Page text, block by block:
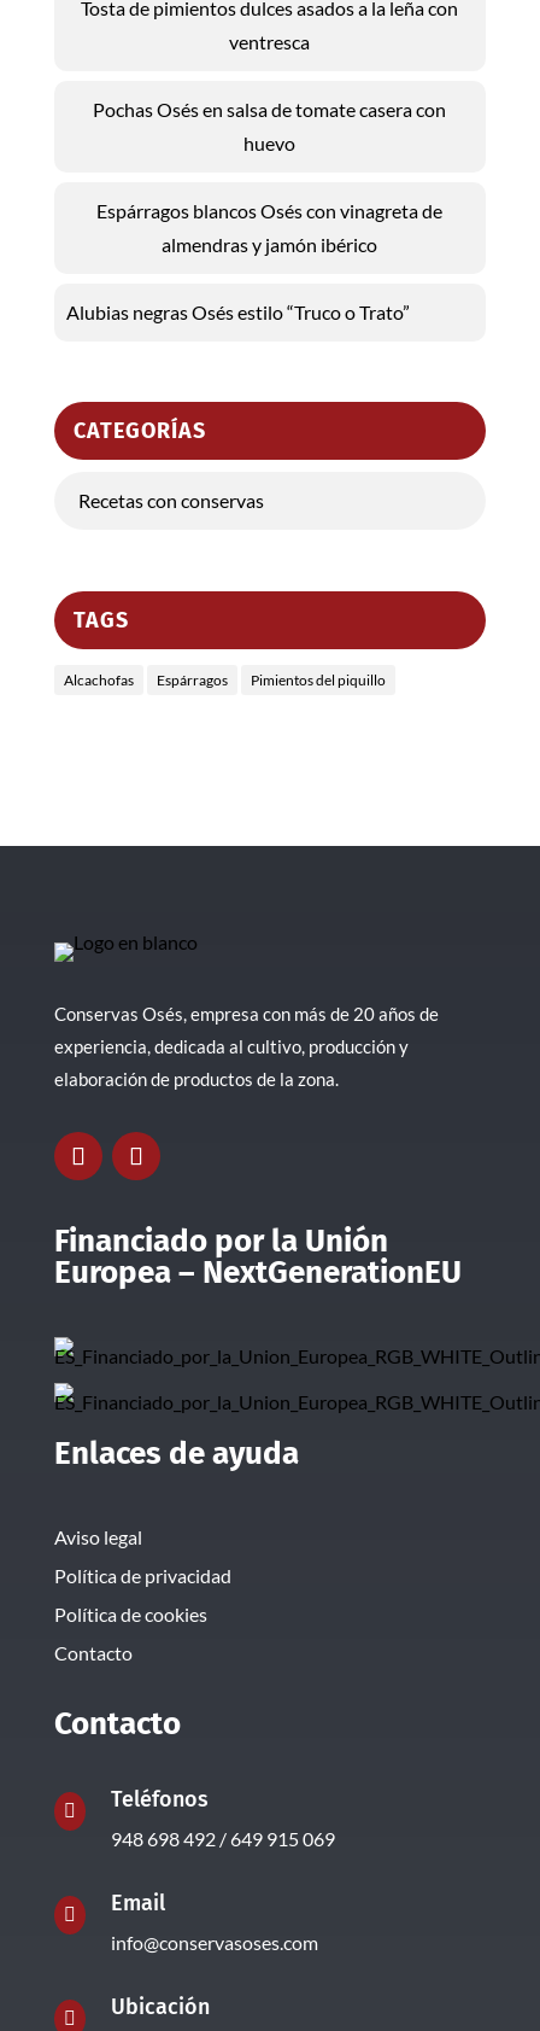
Tosta de pimientos dulces asados a la leña con
ventresca
Pochas Osés en salsa de tomate casera con
huevo
Espárragos blancos Osés con vinagreta de
almendras y jamón ibérico
Alubias negras Osés estilo “Truco o Trato”
CATEGORÍAS
Recetas con conservas
TAGS
Alcachofas Espárragos Pimientos del piquillo
Conservas Osés, empresa con más de 20 años de
experiencia, dedicada al cultivo, producción y
elaboración de productos de la zona.
Financiado por la Unión
Europea – NextGenerationEU
Enlaces de ayuda
Aviso legal
Política de privacidad
Política de cookies
Contacto
Contacto
 Teléfonos
948 698 492 / 649 915 069
 Email
info@conservasoses.com
 Ubicación